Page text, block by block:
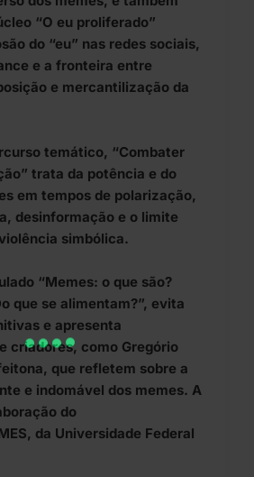
“O eu proliferado”
do “eu” nas redes sociais,
e a fronteira entre
e mercantilização da
temático, “Combater
trata da potência e do
em tempos de polarização,
desinformação e o limite
simbólica.
“Memes: o que são?
que se alimentam?”, evita
e apresenta
criadores, como Gregório
que refletem sobre a
e indomável dos memes. A
do
da Universidade Federal